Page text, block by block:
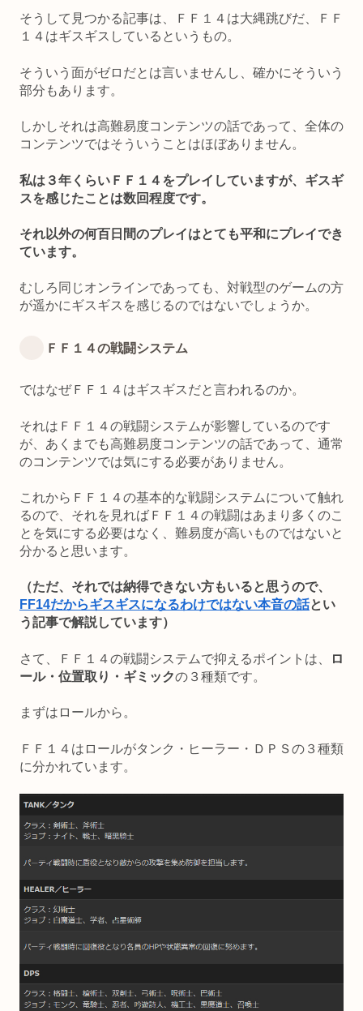
そうして見つかる記事は、ＦＦ１４は大縄跳びだ、ＦＦ
１４はギスギスしているというもの。
そういう面がゼロだとは言いませんし、確かにそういう
部分もあります。
しかしそれは高難易度コンテンツの話であって、全体の
コンテンツではそういうことはほぼありません。
私は３年くらいＦＦ１４をプレイしていますが、ギスギ
スを感じたことは数回程度です。
それ以外の何百日間のプレイはとても平和にプレイでき
ています。
むしろ同じオンラインであっても、対戦型のゲームの方
が遥かにギスギスを感じるのではないでしょうか。
ＦＦ１４の戦闘システム
ではなぜＦＦ１４はギスギスだと言われるのか。
それはＦＦ１４の戦闘システムが影響しているのです
が、あくまでも高難易度コンテンツの話であって、通常
のコンテンツでは気にする必要がありません。
これからＦＦ１４の基本的な戦闘システムについて触れ
るので、それを見ればＦＦ１４の戦闘はあまり多くのこ
とを気にする必要はなく、難易度が高いものではないと
分かると思います。
（ただ、それでは納得できない方もいると思うので、
FF14だからギスギスになるわけではない本音の話とい
う記事で解説しています）
さて、ＦＦ１４の戦闘システムで抑えるポイントは、
ロ
ール・位置取り・ギミックの３種類です。
まずはロールから。
ＦＦ１４はロールがタンク・ヒーラー・ＤＰＳの３種類
に分かれています。